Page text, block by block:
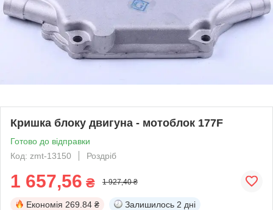
Кришка блоку двигуна - мотоблок 177F
Готово до відправки
Код: zmt-13150
Роздріб
1 657,56 ₴ 1 927,40 ₴
Економія 269.84 ₴ Залишилось 2 дні